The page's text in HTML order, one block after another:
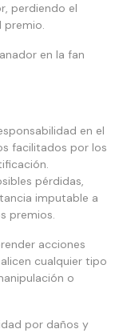
perdiendo el
premio.
en la fan
en el
facilitados por los
pérdidas,
imputable a
premios.
acciones
cualquier tipo
o
por daños y